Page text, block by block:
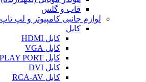
قاب و گلس
لوازم جانبی کامپیوتر و لپ تاپ
کابل
کابل HDMI
کابل VGA
کابل DISPLAY PORT
کابل DVI
کابل RCA-AV